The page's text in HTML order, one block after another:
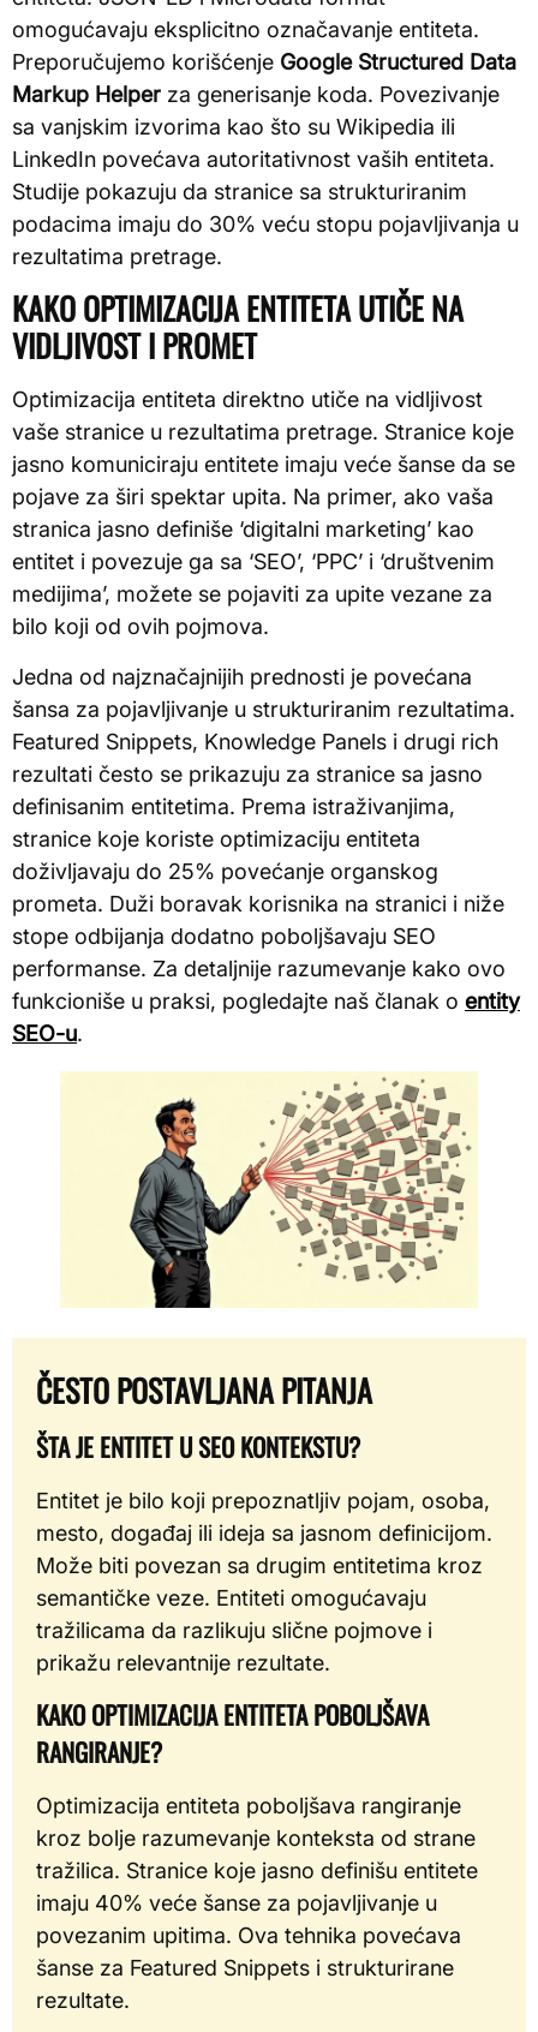
omogućavaju eksplicitno označavanje entiteta.
Preporučujemo korišćenje Google Structured Data
Markup Helper za generisanje koda. Povezivanje
sa vanjskim izvorima kao što su Wikipedia ili
LinkedIn povećava autoritativnost vaših entiteta.
Studije pokazuju da stranice sa strukturiranim
podacima imaju do 30% veću stopu pojavljivanja u
rezultatima pretrage.
KAKO OPTIMIZACIJA ENTITETA UTIČE NA
VIDLJIVOST I PROMET
Optimizacija entiteta direktno utiče na vidljivost
vaše stranice u rezultatima pretrage. Stranice koje
jasno komuniciraju entitete imaju veće šanse da se
pojave za širi spektar upita. Na primer, ako vaša
stranica jasno definiše ‘digitalni marketing’ kao
entitet i povezuje ga sa ‘SEO’, ‘PPC’ i ‘društvenim
medijima’, možete se pojaviti za upite vezane za
bilo koji od ovih pojmova.
Jedna od najznačajnijih prednosti je povećana
šansa za pojavljivanje u strukturiranim rezultatima.
Featured Snippets, Knowledge Panels i drugi rich
rezultati često se prikazuju za stranice sa jasno
definisanim entitetima. Prema istraživanjima,
stranice koje koriste optimizaciju entiteta
doživljavaju do 25% povećanje organskog
prometa. Duži boravak korisnika na stranici i niže
stope odbijanja dodatno poboljšavaju SEO
performanse. Za detaljnije razumevanje kako ovo
funkcioniše u praksi, pogledajte naš članak o entity
SEO-u.
ČESTO POSTAVLJANA PITANJA
ŠTA JE ENTITET U SEO KONTEKSTU?
Entitet je bilo koji prepoznatljiv pojam, osoba,
mesto, događaj ili ideja sa jasnom definicijom.
Može biti povezan sa drugim entitetima kroz
semantičke veze. Entiteti omogućavaju
tražilicama da razlikuju slične pojmove i
prikažu relevantnije rezultate.
KAKO OPTIMIZACIJA ENTITETA POBOLJŠAVA
RANGIRANJE?
Optimizacija entiteta poboljšava rangiranje
kroz bolje razumevanje konteksta od strane
tražilica. Stranice koje jasno definišu entitete
imaju 40% veće šanse za pojavljivanje u
povezanim upitima. Ova tehnika povećava
šanse za Featured Snippets i strukturirane
rezultate.